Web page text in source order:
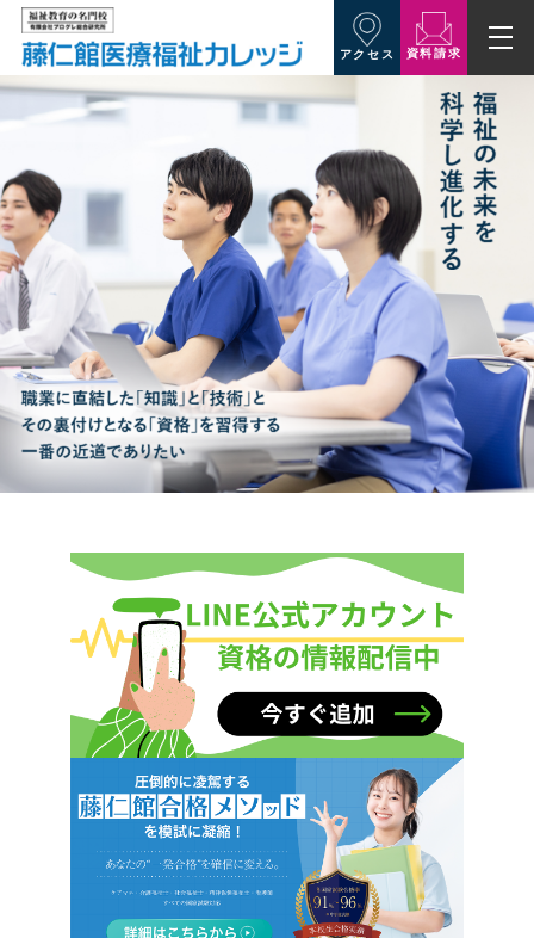
アクセス 資料請求